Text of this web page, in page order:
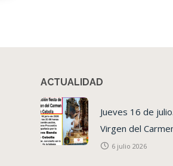
ACTUALIDAD
Jueves 16 de
Virgen del
6 julio 2026